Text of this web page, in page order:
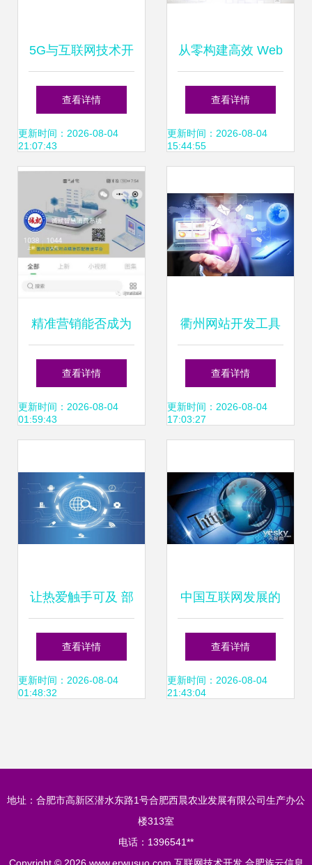
5G与互联网技术开
发 推动互联网医疗
健康迈向新高度
查看详情
更新时间：2026-08-04
21:07:43
从零构建高效 Web
应用 编程与现代互
联网技术的融合理
查看详情
更新时间：2026-08-04
15:44:55
精准营销能否成为
互联网发展的新风
口
查看详情
更新时间：2026-08-04
01:59:43
衢州网站开发工具
指南 联系我们获取
更多资料，解锁互
能
查看详情
更新时间：2026-08-04
17:03:27
让热爱触手可及 部
落窝教育深耕互联
网技术开发的实践
查看详情
更新时间：2026-08-04
01:48:32
中国互联网发展的
十大趋势与特点
（CNNIC视角下解
查看详情
更新时间：2026-08-04
21:43:04
地址：合肥市高新区潜水东路1号合肥西晨农业发展有限公司生产办公
楼313室
电话：1396541**